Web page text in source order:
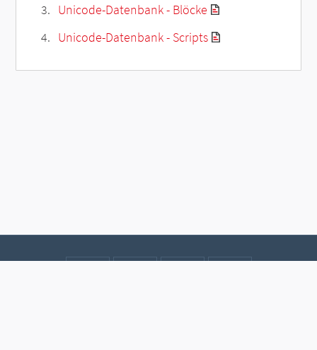
Unicode-Datenbank - Blöcke
Unicode-Datenbank - Scripts